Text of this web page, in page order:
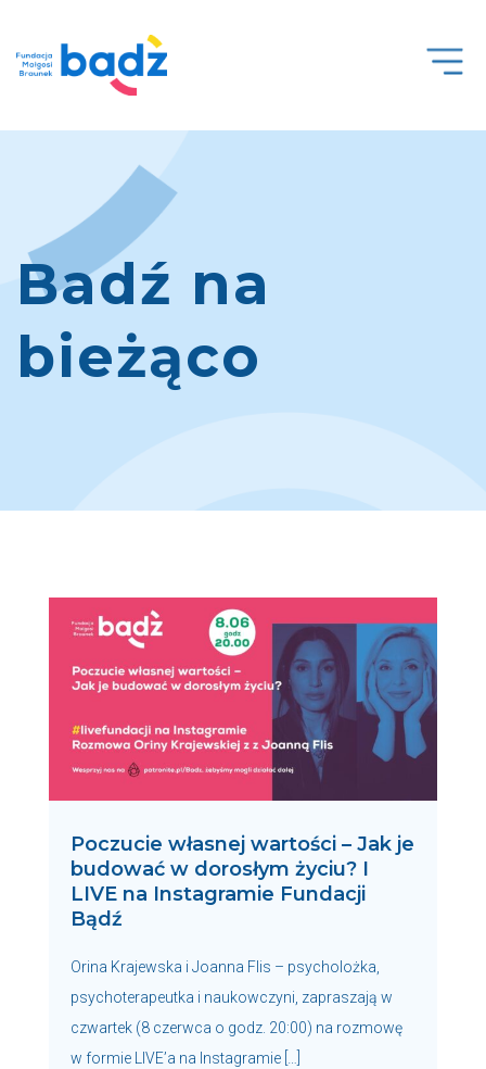
Open
Badź na
bieżąco
Poczucie własnej wartości – Jak je
budować w dorosłym życiu? I
LIVE na Instagramie Fundacji
Bądź
Orina Krajewska i Joanna Flis – psycholożka,
psychoterapeutka i naukowczyni, zapraszają w
czwartek (8 czerwca o godz. 20:00) na rozmowę
w formie LIVE’a na Instagramie […]